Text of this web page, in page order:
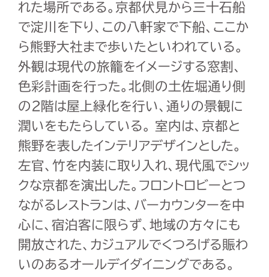
れた場所である。京都伏見から三十石船
で淀川を下り、この八軒家で下船、ここか
ら熊野大社まで歩いたといわれている。
外観は現代の旅籠をイメージする窓割、
色彩計画を行った。北側の土佐堀通り側
の2階は屋上緑化を行い、通りの景観に
潤いをもたらしている。 室内は、京都と
熊野を表したインテリアデザインとした。
左官、竹を内装に取り入れ、現代風でシッ
クな京都を演出した。フロントロビーとつ
ながるレストランは、バーカウンターを中
心に、宿泊客に限らず、地域の方々にも
開放された、カジュアルでくつろげる賑わ
いのあるオールデイダイニングである。